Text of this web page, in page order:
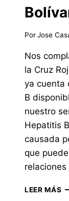
PorJose
Nos
la Cruz
ya cuenta
B
nuestro
Hepatitis
causada
que
LEER MÁS